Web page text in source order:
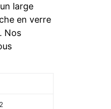
large
en verre
Nos